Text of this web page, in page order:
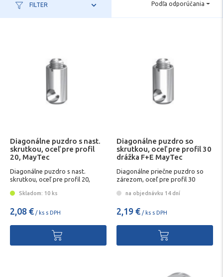
FILTER Podľa odporúčania
Diagonálne puzdro s nast.
skrutkou, oceľ pre profil
20, MayTec
Diagonálne puzdro s nast.
skrutkou, oceľ pre profil 20,
Skladom: 10 ks
2,08 € / ks s DPH
Diagonálne puzdro so
skrutkou, oceľ pre profil 30
drážka F+E MayTec
Diagonálne priečne puzdro so
zárezom, oceľ pre profil 30
na objednávku 14 dní
2,19 € / ks s DPH